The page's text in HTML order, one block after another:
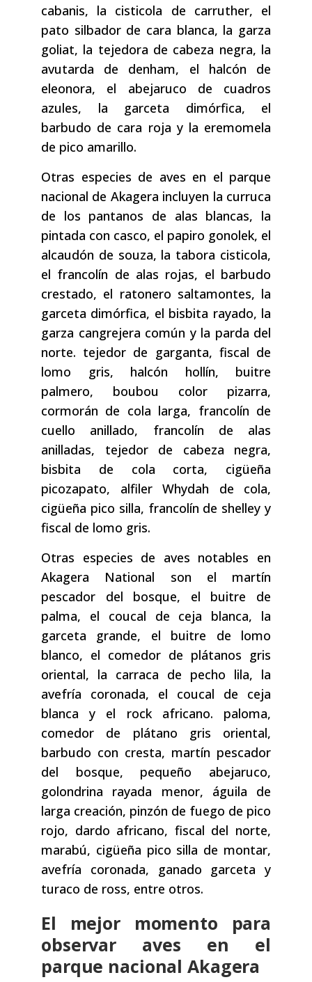
cabanis, la cisticola de carruther, el
pato silbador de cara blanca, la garza
goliat, la tejedora de cabeza negra, la
avutarda de denham, el halcón de
eleonora, el abejaruco de cuadros
azules, la garceta dimórfica, el
barbudo de cara roja y la eremomela
de pico amarillo.
Otras especies de aves en el parque
nacional de Akagera incluyen la curruca
de los pantanos de alas blancas, la
pintada con casco, el papiro gonolek, el
alcaudón de souza, la tabora cisticola,
el francolín de alas rojas, el barbudo
crestado, el ratonero saltamontes, la
garceta dimórfica, el bisbita rayado, la
garza cangrejera común y la parda del
norte. tejedor de garganta, fiscal de
lomo gris, halcón hollín, buitre
palmero, boubou color pizarra,
cormorán de cola larga, francolín de
cuello anillado, francolín de alas
anilladas, tejedor de cabeza negra,
bisbita de cola corta, cigüeña
picozapato, alfiler Whydah de cola,
cigüeña pico silla, francolín de shelley y
fiscal de lomo gris.
Otras especies de aves notables en
Akagera National son el martín
pescador del bosque, el buitre de
palma, el coucal de ceja blanca, la
garceta grande, el buitre de lomo
blanco, el comedor de plátanos gris
oriental, la carraca de pecho lila, la
avefría coronada, el coucal de ceja
blanca y el rock africano. paloma,
comedor de plátano gris oriental,
barbudo con cresta, martín pescador
del bosque, pequeño abejaruco,
golondrina rayada menor, águila de
larga creación, pinzón de fuego de pico
rojo, dardo africano, fiscal del norte,
marabú, cigüeña pico silla de montar,
avefría coronada, ganado garceta y
turaco de ross, entre otros.
El mejor momento para
observar aves en el
parque nacional Akagera